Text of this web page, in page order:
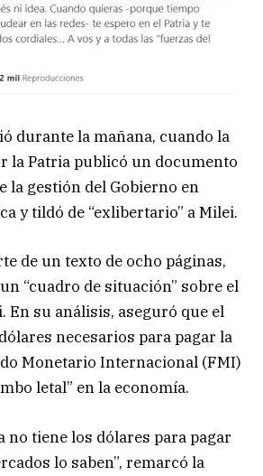
durante la mañana, cuando la
la Patria publicó un documento
la gestión del Gobierno en
y tildó de “exlibertario” a Milei.
de un texto de ocho páginas,
“cuadro de situación” sobre el
En su análisis, aseguró que el
necesarios para pagar la
Monetario Internacional (FMI)
letal” en la economía.
no tiene los dólares para pagar
lo saben”, remarcó la